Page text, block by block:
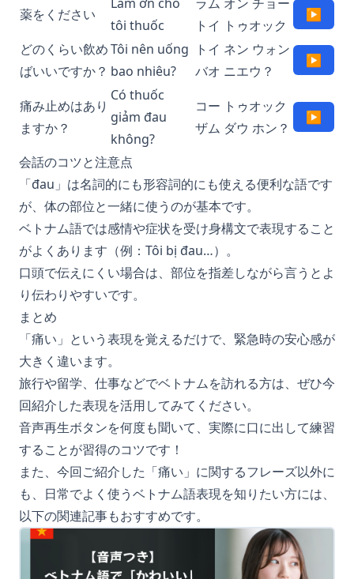
薬をください
tôi thuốc
トイ トゥオック
▶
どのくらい飲め
ばいいですか？
Tôi nên uống
bao nhiêu?
トイ ネン ウォン
バオ ニエウ？
▶
痛み止めはあり
ますか？
Có thuốc
giảm đau
không?
コー トゥオック
ザム ダウ ホン？
▶
会話のコツと注意点
「đau」は名詞的にも形容詞的にも使える便利な語です
が、体の部位と一緒に使うのが基本です。
ベトナム語では感情や症状を受け身構文で表現すること
がよくあります（例：Tôi bị đau…）。
口頭で伝えにくい場合は、部位を指差しながら言うとよ
り伝わりやすいです。
まとめ
「痛い」という表現を覚えるだけで、緊急時の安心感が
大きく違います。
旅行や留学、仕事などでベトナムを訪れる方は、ぜひ今
回紹介した表現を活用してみてください。
音声再生ボタンを何度も聞いて、実際に口に出して練習
することが習得のコツです！
また、今回ご紹介した「痛い」に関するフレーズ以外に
も、日常でよく使うベトナム語表現を知りたい方には、
以下の関連記事もおすすめです。